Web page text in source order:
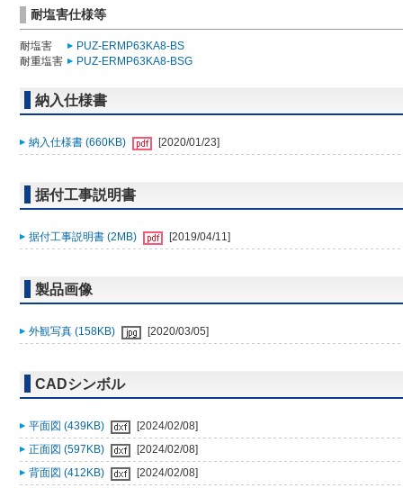
耐塩害仕様等
耐塩害
PUZ-ERMP63KA8-BS
耐重塩害
PUZ-ERMP63KA8-BSG
納入仕様書
納入仕様書 (660KB) [2020/01/23]
据付工事説明書
据付工事説明書 (2MB) [2019/04/11]
製品画像
外観写真 (158KB) [2020/03/05]
CADシンボル
平面図 (439KB)
[2024/02/08]
正面図 (597KB)
[2024/02/08]
背面図 (412KB)
[2024/02/08]